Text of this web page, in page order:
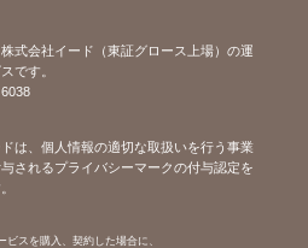
式会社イード（東証グロース上場）の運
です。
は、個人情報の適切な取扱いを行う事業
されるプライバシーマークの付与認定を
ビスを購入、契約した場合に、